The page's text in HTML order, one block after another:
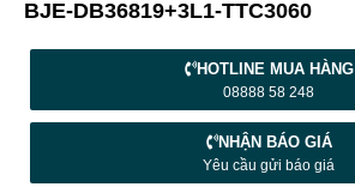
BJE-DB36819+3L1-TTC3060
HOTLINE MUA HÀNG
08888 58 248
NHẬN BÁO GIÁ
Yêu cầu gửi báo giá